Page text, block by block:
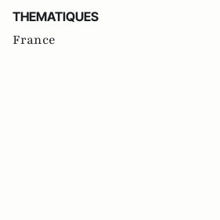
THEMATIQUES
France